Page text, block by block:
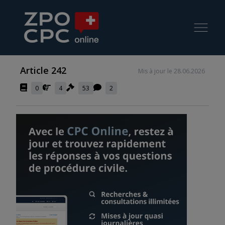
Article 242
Mis à jour le 28.06.2026
0
4 53 2